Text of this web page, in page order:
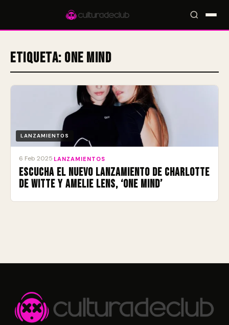
Accesos rápidos: 🎪 Eventos🎤 Artistas📍 Locales
Etiqueta: One Mind
LANZAMIENTOS
6 Feb 2025 LANZAMIENTOS
Escucha el nuevo lanzamiento de Charlotte
de Witte y Amelie Lens, ‘One Mind’